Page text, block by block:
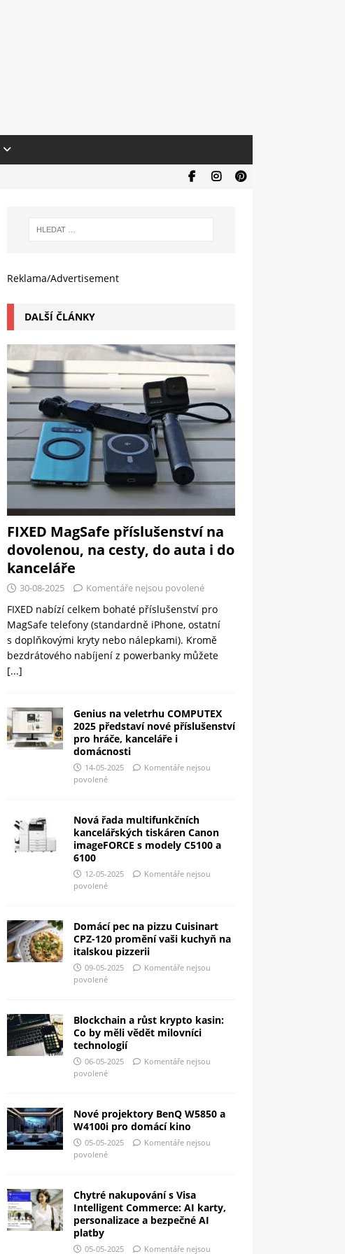
Reklama/Advertisement
DALŠÍ ČLÁNKY
FIXED MagSafe příslušenství na
dovolenou, na cesty, do auta i do
kanceláře
30-08-2025 Komentáře nejsou povolené
FIXED nabízí celkem bohaté příslušenství pro
MagSafe telefony (standardně iPhone, ostatní
s doplňkovými kryty nebo nálepkami). Kromě
bezdrátového nabíjení z powerbanky můžete
[...]
Genius na veletrhu COMPUTEX
2025 představí nové příslušenství
pro hráče, kanceláře i
domácnosti
14-05-2025
Komentáře nejsou
povolené
Nová řada multifunkčních
kancelářských tiskáren Canon
imageFORCE s modely C5100 a
6100
12-05-2025
Komentáře nejsou
povolené
Domácí pec na pizzu Cuisinart
CPZ-120 promění vaši kuchyň na
italskou pizzerii
09-05-2025
Komentáře nejsou
povolené
Blockchain a růst krypto kasin:
Co by měli vědět milovníci
technologií
06-05-2025
Komentáře nejsou
povolené
Nové projektory BenQ W5850 a
W4100i pro domácí kino
05-05-2025
Komentáře nejsou
povolené
Chytré nakupování s Visa
Intelligent Commerce: AI karty,
personalizace a bezpečné AI
platby
05-05-2025 Komentáře nejsou